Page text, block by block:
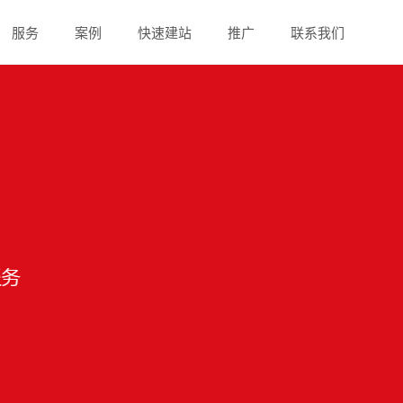
服务 案例 快速建站 推广 联系我们